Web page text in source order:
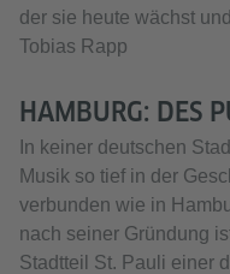
der sie heute wächst
Tobias Rapp
HAMBURG: DES
In keiner deutschen
Musik so tief in der
verbunden wie in
nach seiner Gründung
Stadtteil St. Pauli einer